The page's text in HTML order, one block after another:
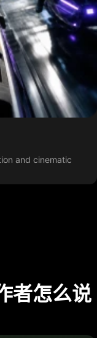
and cinematic
者怎么说